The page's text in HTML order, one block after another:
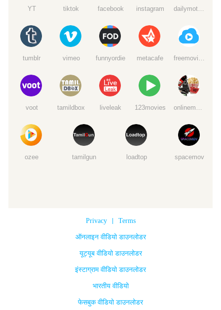
YT tiktok facebook instagram
tumblr vimeo funnyordie metacafe
voot tamildbox liveleak 123movies
ozee tamilgun loadtop spacemov
Privacy | Terms
ऑनलाइन वीडियो डाउनलोडर
यूट्यूब वीडियो डाउनलोडर
इंस्टाग्राम वीडियो डाउनलोडर
भारतीय वीडियो
फेसबुक वीडियो डाउनलोडर